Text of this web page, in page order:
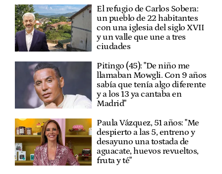
El refugio de Carlos Sobera:
un pueblo de 22 habitantes
con una iglesia del siglo XVII
y un valle que une a tres
ciudades
Pitingo (45): "De niño me
llamaban Mowgli. Con 9 años
sabía que tenía algo diferente
y a los 13 ya cantaba en
Madrid"
Paula Vázquez, 51 años: "Me
despierto a las 5, entreno y
desayuno una tostada de
aguacate, huevos revueltos,
fruta y té"